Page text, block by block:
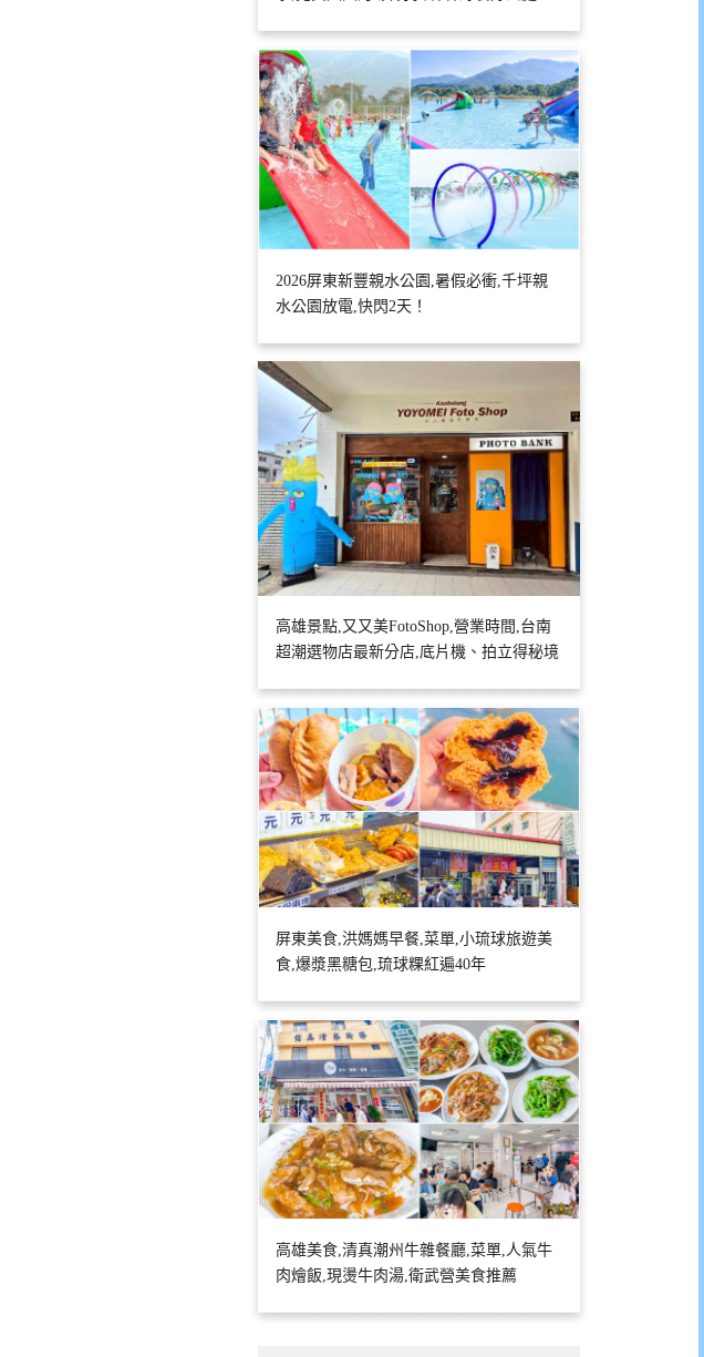
2026屏東新豐親水公園,暑假必衝,千坪親
水公園放電,快閃2天！
高雄景點,又又美FotoShop,營業時間,台南
超潮選物店最新分店,底片機、拍立得秘境
屏東美食,洪媽媽早餐,菜單,小琉球旅遊美
食,爆漿黑糖包,琉球粿紅遍40年
高雄美食,清真潮州牛雜餐廳,菜單,人氣牛
肉燴飯,現燙牛肉湯,衛武營美食推薦